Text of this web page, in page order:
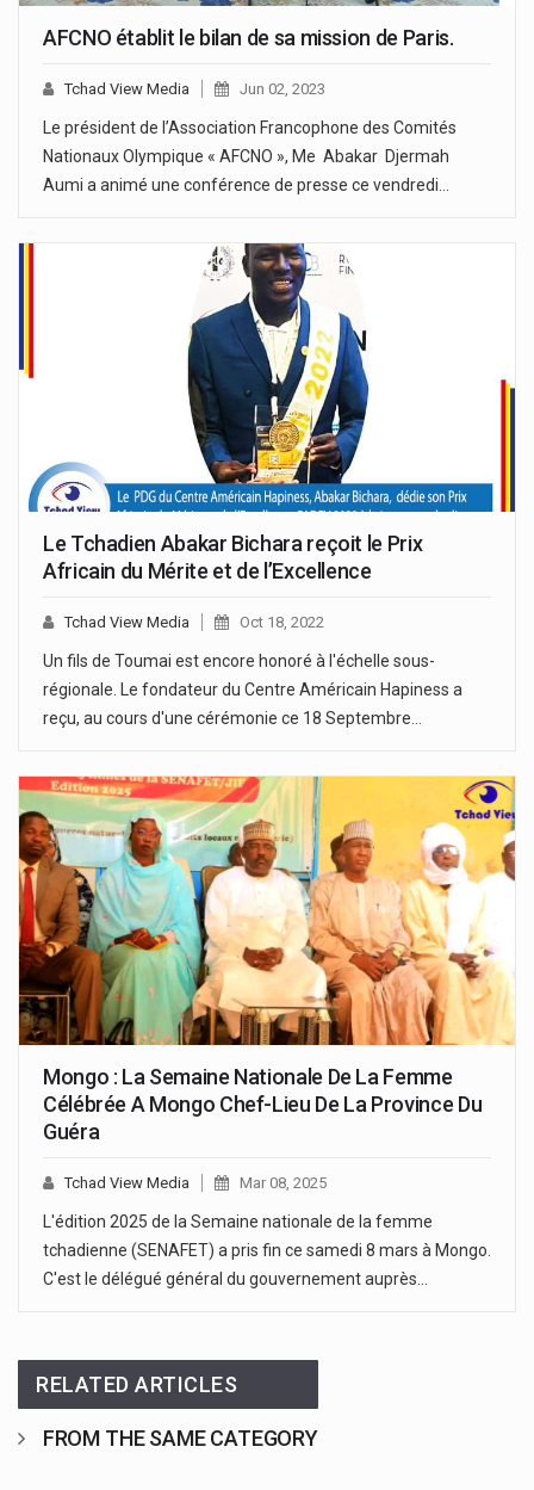
AFCNO établit le bilan de sa mission de Paris.
Tchad View Media Jun 02, 2023
Le président de l’Association Francophone des Comités
Nationaux Olympique « AFCNO », Me Abakar Djermah
Aumi a animé une conférence de presse ce vendredi…
Le Tchadien Abakar Bichara reçoit le Prix
Africain du Mérite et de l’Excellence
Tchad View Media Oct 18, 2022
Un fils de Toumai est encore honoré à l'échelle sous-
régionale. Le fondateur du Centre Américain Hapiness a
reçu, au cours d'une cérémonie ce 18 Septembre…
Mongo : La Semaine Nationale De La Femme
Célébrée A Mongo Chef-Lieu De La Province Du
Guéra
Tchad View Media Mar 08, 2025
L'édition 2025 de la Semaine nationale de la femme
tchadienne (SENAFET) a pris fin ce samedi 8 mars à Mongo.
C'est le délégué général du gouvernement auprès…
RELATED ARTICLES
FROM THE SAME CATEGORY